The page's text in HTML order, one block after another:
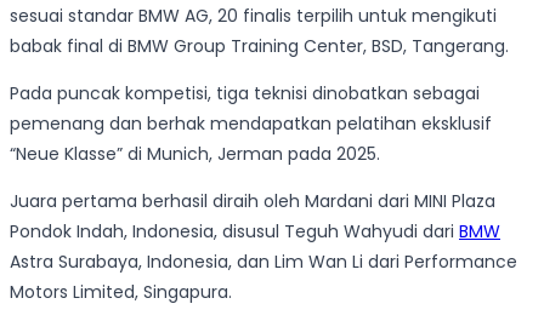
sesuai standar BMW AG, 20 finalis terpilih untuk mengikuti
babak final di BMW Group Training Center, BSD, Tangerang.
Pada puncak kompetisi, tiga teknisi dinobatkan sebagai
pemenang dan berhak mendapatkan pelatihan eksklusif
“Neue Klasse” di Munich, Jerman pada 2025.
Juara pertama berhasil diraih oleh Mardani dari MINI Plaza
Pondok Indah, Indonesia, disusul Teguh Wahyudi dari BMW
Astra Surabaya, Indonesia, dan Lim Wan Li dari Performance
Motors Limited, Singapura.